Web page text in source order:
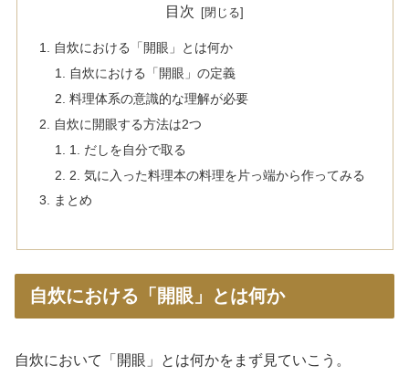
目次
自炊における「開眼」とは何か
自炊における「開眼」の定義
料理体系の意識的な理解が必要
自炊に開眼する方法は2つ
1. だしを自分で取る
2. 気に入った料理本の料理を片っ端から作ってみる
まとめ
自炊における「開眼」とは何か
自炊において「開眼」とは何かをまず見ていこう。